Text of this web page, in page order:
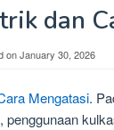
dan
onJanuary 30, 2026
Mengatasi.